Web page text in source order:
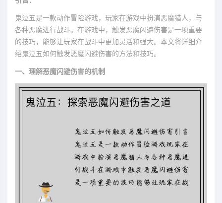
鬼泣五是一款动作冒险游戏，玩家在游戏中扮演恶魔猎人，与
各种恶魔进行战斗。在游戏中，触发恶魔闪避伤害是一项重要
的技巧，能够让玩家在战斗中更加灵活和强大。本文将详细介
绍鬼泣五如何触发恶魔闪避伤害的方法和技巧。
一、理解恶魔闪避伤害的机制